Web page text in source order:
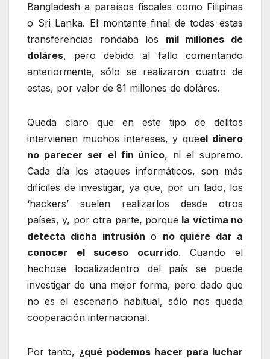
Bangladesh a paraísos fiscales como Filipinas
o Sri Lanka. El montante final de todas estas
transferencias rondaba los mil millones de
doláres, pero debido al fallo comentando
anteriormente, sólo se realizaron cuatro de
estas, por valor de 81 millones de doláres.
Queda claro que en este tipo de delitos
intervienen muchos intereses, y queel dinero
no parecer ser el fin único, ni el supremo.
Cada día los ataques informáticos, son más
difíciles de investigar, ya que, por un lado, los
‘hackers’ suelen realizarlos desde otros
países, y, por otra parte, porque la víctima no
detecta dicha intrusión o no quiere dar a
conocer el suceso ocurrido. Cuando el
hechose localizadentro del país se puede
investigar de una mejor forma, pero dado que
no es el escenario habitual, sólo nos queda
cooperación internacional.
Por tanto, ¿qué podemos hacer para luchar